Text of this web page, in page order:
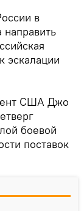
в
эскалации
США Джо
боевой
поставок